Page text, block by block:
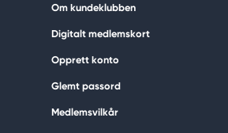
Om kundeklubben
Digitalt medlemskort
Opprett konto
Glemt passord
Medlemsvilkår